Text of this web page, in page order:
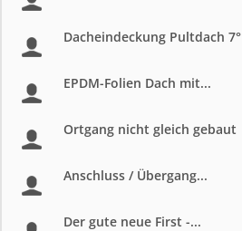
Dacheindeckung Pultdach 7°
EPDM-Folien Dach mit...
Ortgang nicht gleich gebaut
Anschluss / Übergang...
Der gute neue First -...